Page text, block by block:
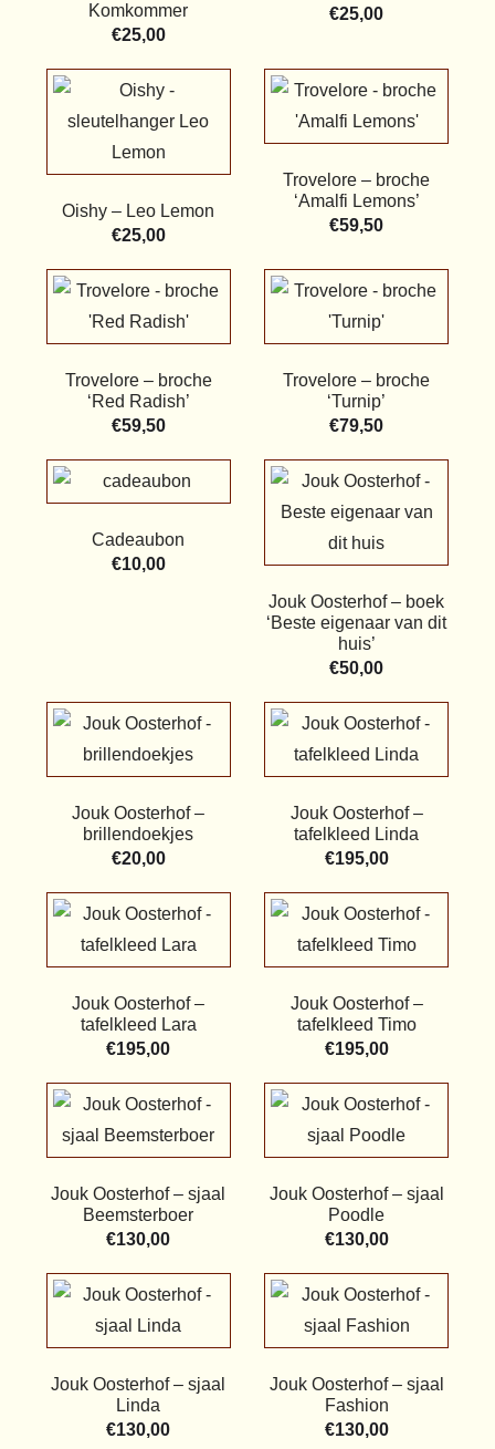
Komkommer
€25,00
€25,00
Oishy – Leo Lemon
€25,00
Trovelore – broche
‘Amalfi Lemons’
€59,50
Trovelore – broche
‘Red Radish’
€59,50
Trovelore – broche
‘Turnip’
€79,50
Cadeaubon
€10,00
Jouk Oosterhof – boek
‘Beste eigenaar van dit
huis’
€50,00
Jouk Oosterhof –
brillendoekjes
€20,00
Jouk Oosterhof –
tafelkleed Linda
€195,00
Jouk Oosterhof –
tafelkleed Lara
€195,00
Jouk Oosterhof –
tafelkleed Timo
€195,00
Jouk Oosterhof – sjaal
Beemsterboer
€130,00
Jouk Oosterhof – sjaal
Poodle
€130,00
Jouk Oosterhof – sjaal
Linda
€130,00
Jouk Oosterhof – sjaal
Fashion
€130,00